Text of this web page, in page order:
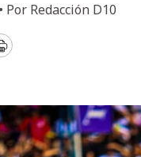
Por Redacción D10
Print